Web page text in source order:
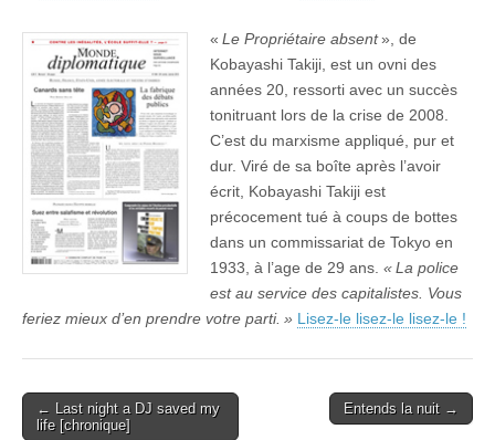
« Le Propriétaire absent», de
Kobayashi Takiji, est un ovni des
années 20, ressorti avec un succès
tonitruant lors de la crise de 2008.
C’est du marxisme appliqué, pur et
dur. Viré de sa boîte après l’avoir
écrit, Kobayashi Takiji est
précocement tué à coups de bottes
dans un commissariat de Tokyo en
1933, à l’age de 29 ans. «La police
est au service des capitalistes. Vous
feriez mieux d’en prendre votre parti. » Lisez-le lisez-le lisez-le !
Post
navigation
← Last night a DJ saved my
life [chronique]
Entends la nuit →